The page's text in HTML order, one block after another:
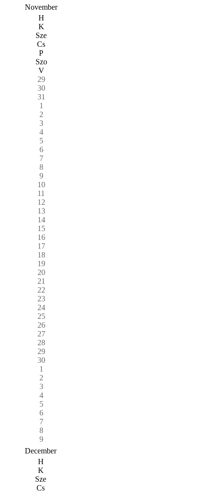
November
H
K
Sze
Cs
P
Szo
V
29
30
31
1
2
3
4
5
6
7
8
9
10
11
12
13
14
15
16
17
18
19
20
21
22
23
24
25
26
27
28
29
30
1
2
3
4
5
6
7
8
9
December
H
K
Sze
Cs